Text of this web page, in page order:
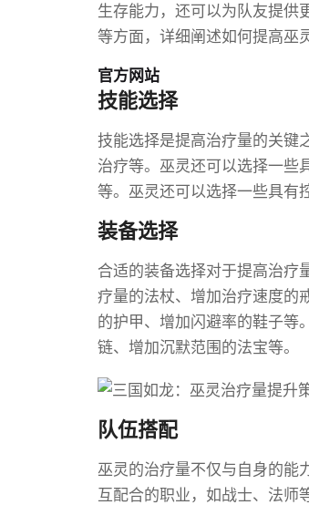
生存能力，还可以为队友提供
等方面，详细阐述如何提高巫
官方网站
技能选择
技能选择是提高治疗量的关键
治疗等。巫灵还可以选择一些
等。巫灵还可以选择一些具有
装备选择
合适的装备选择对于提高治疗
疗量的法杖、增加治疗速度的
的护甲、增加闪避率的鞋子等
链、增加沉默范围的法宝等。
队伍搭配
巫灵的治疗量不仅与自身的能
互配合的职业，如战士、法师